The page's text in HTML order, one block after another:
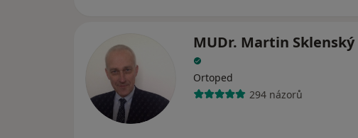
MUDr. Martin Sklenský
Ortoped
294 názorů